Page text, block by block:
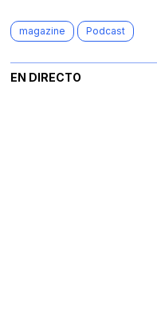
magazine Podcast
EN DIRECTO